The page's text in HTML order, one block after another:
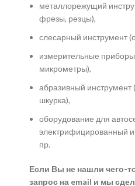
металлорежущий
фрезы, резцы),
слесарный инструмент
измерительные
микрометры),
абразивный
шкурка),
оборудование для
электрифицированный
пр.
Если Вы не нашли чего-
запрос на email и мы